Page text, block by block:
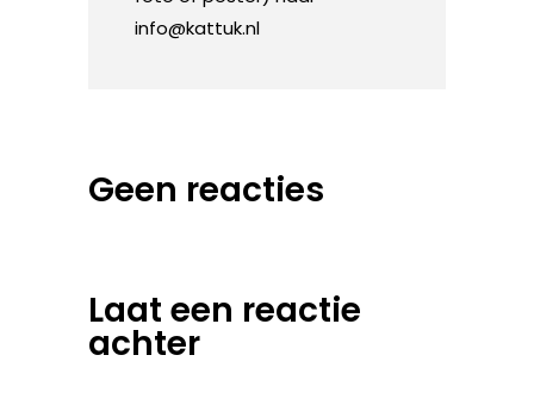
info@kattuk.nl
Geen reacties
Laat een reactie
achter